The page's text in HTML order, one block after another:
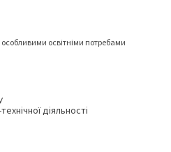
особливими освітніми потребами
діяльності